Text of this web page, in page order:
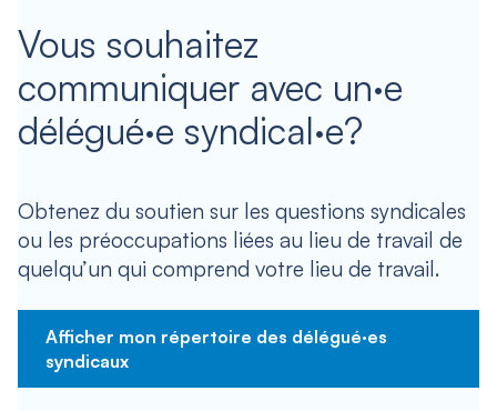
Vous souhaitez
communiquer avec un·e
délégué·e syndical·e?
Obtenez du soutien sur les questions syndicales
ou les préoccupations liées au lieu de travail de
quelqu’un qui comprend votre lieu de travail.
Afficher mon répertoire des délégué·es
syndicaux